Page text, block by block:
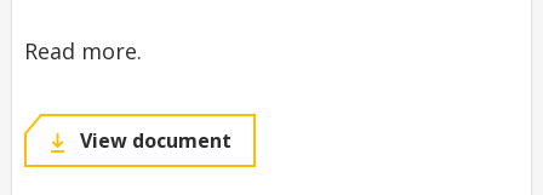
Read more.
View document